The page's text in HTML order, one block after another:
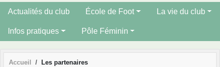
Actualités du club École de Foot La vie du club
Infos pratiques Pôle Féminin
Accueil Les partenaires